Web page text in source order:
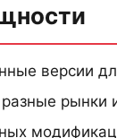
версии
рынки